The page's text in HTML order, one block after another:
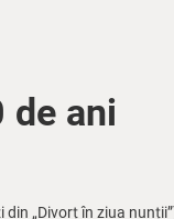
de ani
din „Divorț în ziua